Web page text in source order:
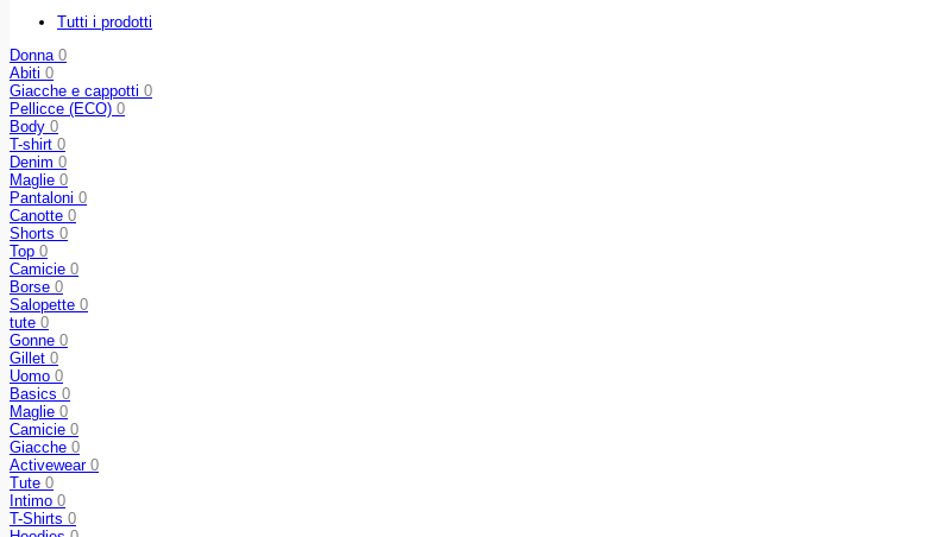
Tutti i prodotti
Donna 0
Abiti 0
Giacche e cappotti 0
Pellicce (ECO) 0
Body 0
T-shirt 0
Denim 0
Maglie 0
Pantaloni 0
Canotte 0
Shorts 0
Top 0
Camicie 0
Borse 0
Salopette 0
tute 0
Gonne 0
Gillet 0
Uomo 0
Basics 0
Maglie 0
Camicie 0
Giacche 0
Activewear 0
Tute 0
Intimo 0
T-Shirts 0